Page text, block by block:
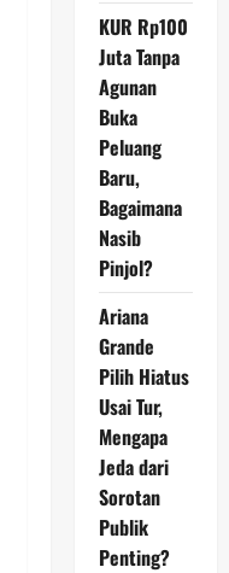
KUR Rp100
Juta Tanpa
Agunan
Buka
Peluang
Baru,
Bagaimana
Nasib
Pinjol?
Ariana
Grande
Pilih Hiatus
Usai Tur,
Mengapa
Jeda dari
Sorotan
Publik
Penting?